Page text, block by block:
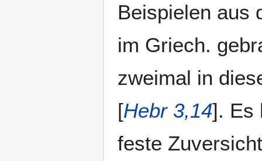
Beispielen aus
im Griech.
zweimal in
[Hebr 3,14]. Es
feste